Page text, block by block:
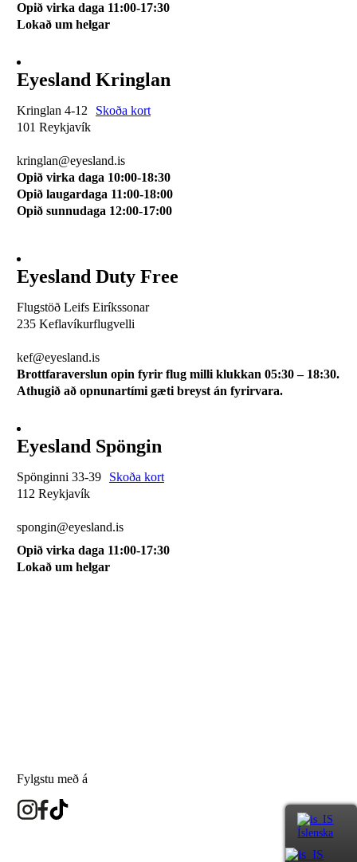
Opið virka daga 11:00-17:30
Lokað um helgar
Eyesland Kringlan
Kringlan 4-12
Skoða kort
101 Reykjavík
kringlan@eyesland.is
Opið virka daga 10:00-18:30
Opið laugardaga 11:00-18:00
Opið sunnudaga 12:00-17:00
Eyesland Duty Free
Flugstöð Leifs Eiríkssonar
235 Keflavíkurflugvelli
kef@eyesland.is
Brottfaraverslun opin fyrir flug milli klukkan 05:30 – 18:30.
Athugið að opnunartími gæti breyst án fyrirvara.
Eyesland Spöngin
Spönginni 33-39
Skoða kort
112 Reykjavík
spongin@eyesland.is
Opið virka daga 11:00-17:30
Lokað um helgar
Fylgstu með á
Íslenska